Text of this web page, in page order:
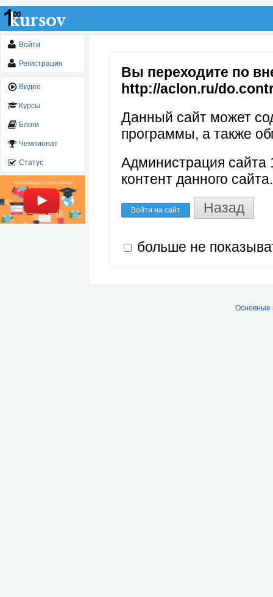
Войти
Регистрация
Видео
Курсы
Блоги
Чемпионат
Статус
Вы переходите по
http://aclon.ru/
Данный сайт может
программы, а также
Администрация сайта
контент данного сайта.
Войти на сайт Назад
больше не
Основные